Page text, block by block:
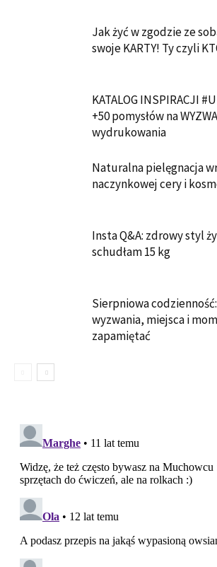
Jak żyć w zgodzie ze
swoje KARTY! Ty czyli
KATALOG INSPIRACJI
+50 pomysłów na
wydrukowania
Naturalna pielęgnacja
naczynkowej cery i
Insta Q&A: zdrowy styl
schudłam 15 kg
Sierpniowa
wyzwania, miejsca i
zapamiętać